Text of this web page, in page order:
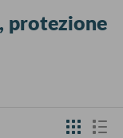
protezione